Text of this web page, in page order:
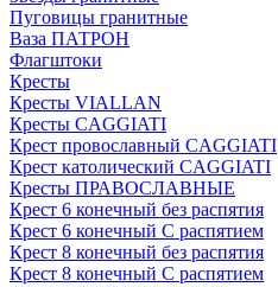
Пуговицы гранитные
Ваза ПАТРОН
Флагштоки
Кресты
Кресты VIALLAN
Кресты CAGGIATI
Крест провославный CAGGIATI
Крест католический CAGGIATI
Кресты ПРАВОСЛАВНЫЕ
Крест 6 конечный без распятия
Крест 6 конечный С распятием
Крест 8 конечный без распятия
Крест 8 конечный С распятием